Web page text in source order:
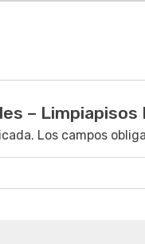
– Limpiapisos
Los campos